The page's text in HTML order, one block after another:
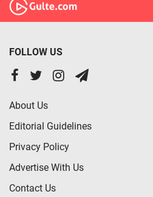
FOLLOW US
About Us
Editorial Guidelines
Privacy Policy
Advertise With Us
Contact Us